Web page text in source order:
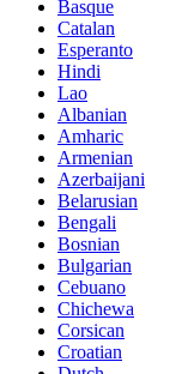
Basque
Catalan
Esperanto
Hindi
Lao
Albanian
Amharic
Armenian
Azerbaijani
Belarusian
Bengali
Bosnian
Bulgarian
Cebuano
Chichewa
Corsican
Croatian